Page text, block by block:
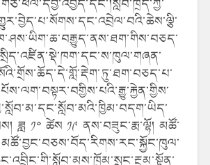
ཟླ ༡༠ ཚེས ༡༩ ནས་བཟུང་རྨ་ལྷོ། མཚོ་